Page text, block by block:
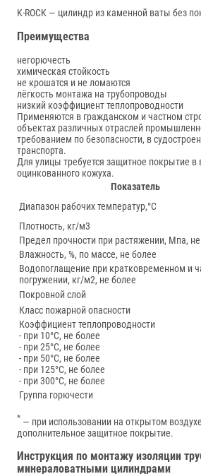
K-ROCK — цилиндр из каменной ваты без
Преимущества
негорючесть
химическая стойкость
не крошатся и не ломаются
лёгкость монтажа на трубопроводы
низкий коэффициент теплопроводности
Применяются в гражданском и частном
объектах различных отраслей
требованием по безопасности, в
транспорта.
Для улицы требуется защитное покрытие
оцинкованного кожуха.
Показатель
Диапазон рабочих температур,°С
Плотность, кг/м3
Предел прочности при растяжении, Мпа,
Влажность, %, по массе, не более
Водопоглащение при кратковременном и
погружении, кг/м2, не более
Покровной слой
Класс пожарной опасности
Коэффициент теплопроводности
- при 10°С, не более
- при 25°С, не более
- при 50°С, не более
- при 125°С, не более
- при 300°С, не более
Группа горючести
* — при использовании на открытом
дополнительное защитное покрытие.
Инструкция по монтажу изоляции
минераловатными цилиндрами